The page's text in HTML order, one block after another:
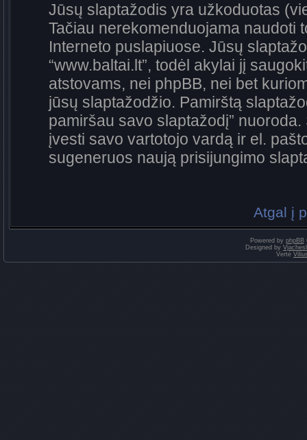
Jūsų slaptažodis yra užkoduotas
Tačiau nerekomenduojama naudoti
Interneto puslapiuose. Jūsų
“www.baltai.lt”, todėl akylai jį
atstovams, nei phpBB, nei bet
jūsų slaptažodžio. Pamirštą
pamiršau savo slaptažodį”
įvesti savo vartotojo vardą ir el.
sugeneruos naują prisijungimo
Atgal į
Powered by phpBB
Designed by
Vertė